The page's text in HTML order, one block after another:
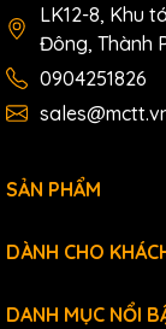
LK12-8, Khu
Đông, Thành
0904251826
SẢN PHẨM
DÀNH CHO
DANH MỤC NỔI